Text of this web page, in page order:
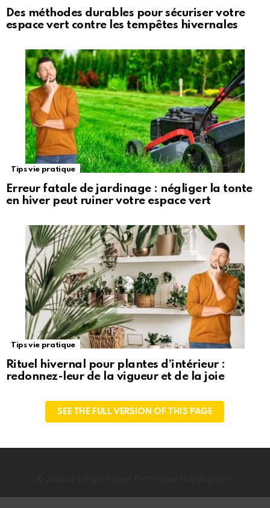
Des méthodes durables pour sécuriser votre
espace vert contre les tempêtes hivernales
Tips vie pratique
Erreur fatale de jardinage : négliger la tonte
en hiver peut ruiner votre espace vert
Tips vie pratique
Rituel hivernal pour plantes d’intérieur :
redonnez-leur de la vigueur et de la joie
SEE THE FULL VERSION OF THIS PAGE